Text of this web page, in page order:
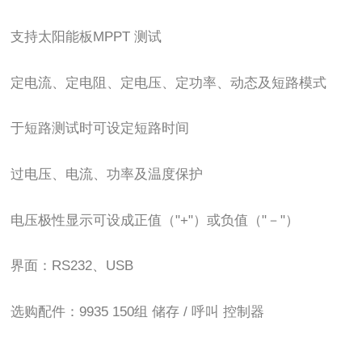
支持太阳能板MPPT 测试
定电流、定电阻、定电压、定功率、动态及短路模式
于短路测试时可设定短路时间
过电压、电流、功率及温度保护
电压极性显示可设成正值（"+"）或负值（"－"）
界面：RS232、USB
选购配件：9935 150组 储存 / 呼叫 控制器